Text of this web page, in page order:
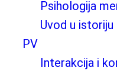
Psihologija
Uvod u
PV
Interakcija i